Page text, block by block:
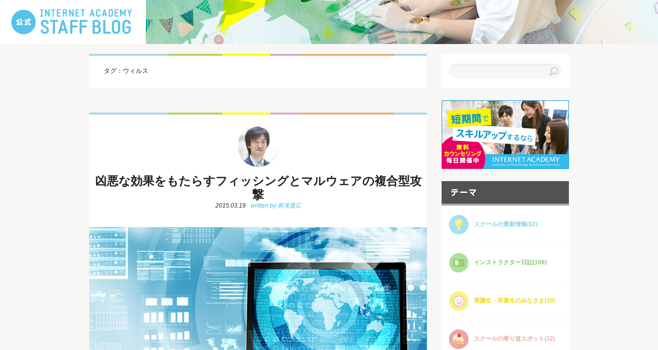
タグ：ウィルス
凶悪な効果をもたらすフィッシングとマルウェアの複合型攻
撃
2015.03.19
スクールの最新情報(82)
インストラクター日記(106)
受講生・卒業生のみなさま(39)
スクールの寄り道スポット(32)